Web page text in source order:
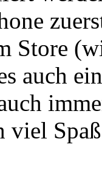
Store
auch
viel